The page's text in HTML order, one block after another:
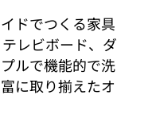
ドでつくる家具
レビボード、ダ
ルで機能的で洗
に取り揃えたオ